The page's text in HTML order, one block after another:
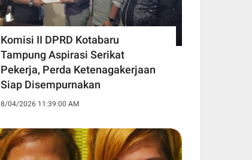
Komisi II DPRD Kotabaru
Tampung Aspirasi Serikat
Pekerja, Perda Ketenagakerjaan
Siap Disempurnakan
8/04/2026 11:39:00 AM